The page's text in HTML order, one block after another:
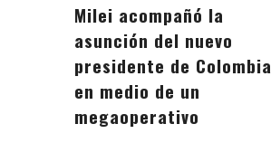
Milei acompañó la
asunción del nuevo
presidente de Colombia
en medio de un
megaoperativo